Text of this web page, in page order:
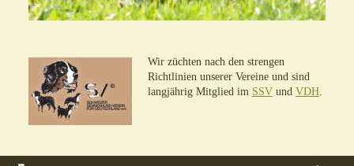
Wir züchten nach den strengen
Richtlinien unserer Vereine und sind
langjährig Mitglied im SSVund VDH.